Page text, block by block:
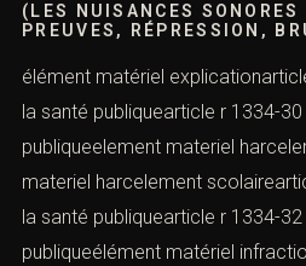
(LES NUISANCES
PREUVES, RÉPRESSION,
élément matériel
la santé publiquearticle r 1334-
publiqueelement materiel
materiel harcelement
la santé publiquearticle r 1334-
publiqueélément matériel